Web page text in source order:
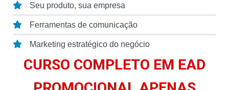
Seu produto, sua empresa
Ferramentas de comunicação
Marketing estratégico do negócio
CURSO COMPLETO EM EAD